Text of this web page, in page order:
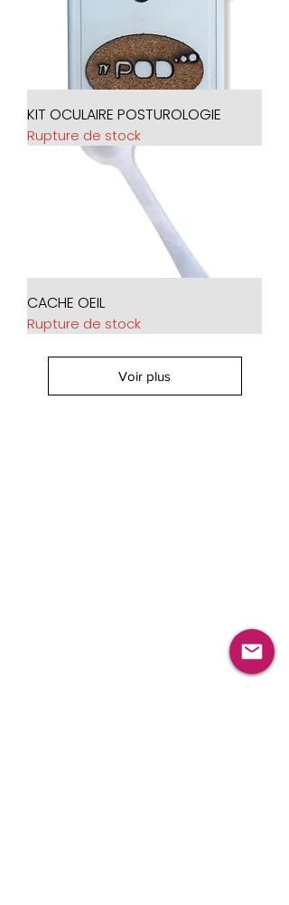
KIT OCULAIRE POSTUROLOGIE
Rupture de stock
CACHE OEIL
Rupture de stock
Voir plus